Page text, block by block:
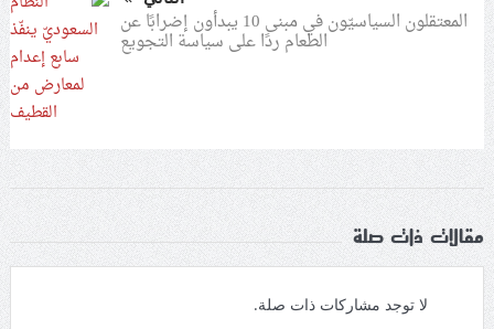
المعتقلون السياسيّون في مبنى 10 يبدأون إضرابًا عن
الطعام ردًا على سياسة التجويع
مقالات ذات صلة
لا توجد مشاركات ذات صلة.